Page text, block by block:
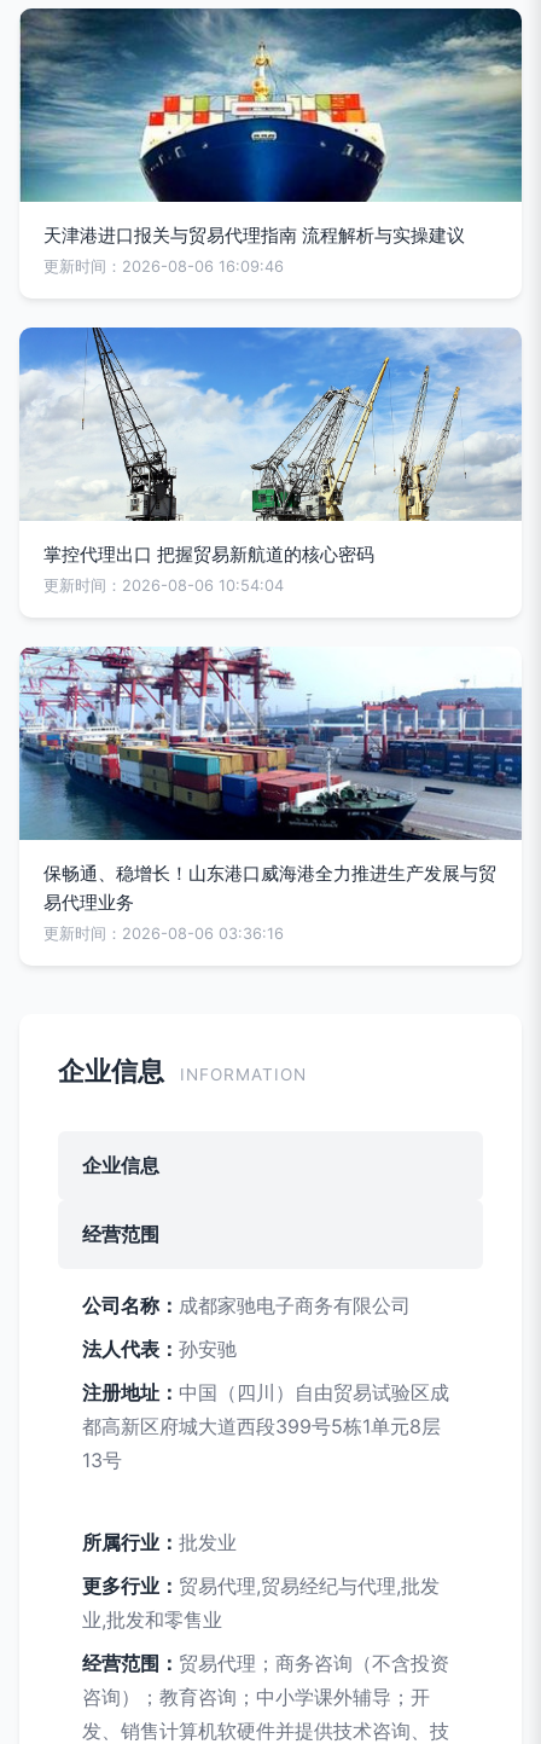
天津港进口报关与贸易代理指南 流程解析与实操建议
更新时间：2026-08-06 16:09:46
掌控代理出口 把握贸易新航道的核心密码
更新时间：2026-08-06 10:54:04
保畅通、稳增长！山东港口威海港全力推进生产发展与贸
易代理业务
更新时间：2026-08-06 03:36:16
企业信息 INFORMATION
企业信息
经营范围
公司名称： 成都家驰电子商务有限公司
法人代表： 孙安驰
注册地址： 中国（四川）自由贸易试验区成
都高新区府城大道西段399号5栋1单元8层
13号
所属行业： 批发业
更多行业： 贸易代理,贸易经纪与代理,批发
业,批发和零售业
经营范围： 贸易代理；商务咨询（不含投资
咨询）；教育咨询；中小学课外辅导；开
发、销售计算机软硬件并提供技术咨询、技